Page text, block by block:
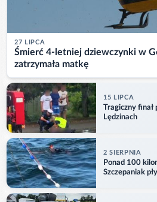
27 LIPCA
Śmierć 4-letniej dziewczynki w
zatrzymała matkę
15 LIPCA
Tragiczny finał
Lędzinach
2 SIERPNIA
Ponad 100
Szczepaniak